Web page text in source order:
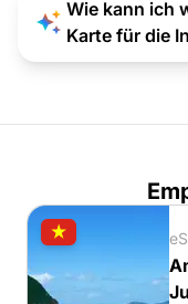
Wie kann ich
Karte für die